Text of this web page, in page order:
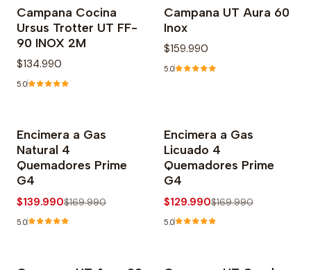
Campana Cocina
Ursus Trotter UT FF-
90 INOX 2M
$134.990
5.0
Agotado
Campana UT Aura 60
Inox
$159.990
5.0
-18% OFF
Agotado
Encimera a Gas
Natural 4
Quemadores Prime
G4
$139.990$169.990
5.0
-24% OFF
Encimera a Gas
Licuado 4
Quemadores Prime
G4
$129.990$169.990
5.0